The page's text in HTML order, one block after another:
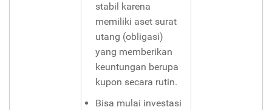
stabil karena
memiliki aset surat
utang (obligasi)
yang memberikan
keuntungan berupa
kupon secara rutin.
Bisa mulai investasi